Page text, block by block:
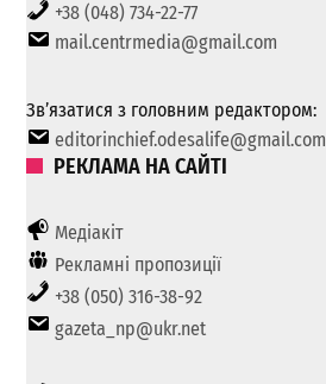
+38 (048) 734-22-77
mail.centrmedia@gmail.com
Зв’язатися з головним редактором:
editorinchief.odesalife@gmail.com
РЕКЛАМА НА САЙТІ
Медіакіт
Рекламні пропозиції
+38 (050) 316-38-92
gazeta_np@ukr.net